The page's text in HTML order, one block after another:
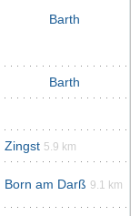
Barth
Barth
Zingst 5.9 km
Born am Darß 9.1 km